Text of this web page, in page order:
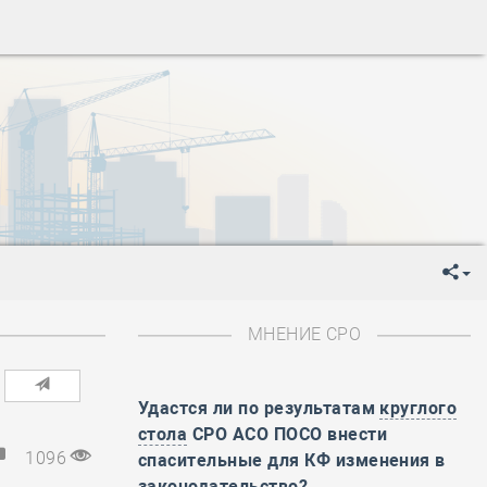
День Государственного флага Российской Федерации
-День знаний
День сотрудника органов внутренних дел РФ
День полного освобождения Ленинграда от фашистской
Весны и Труда
Победы!
День Государственного флага Российской Федерации
День сотрудника органов внутренних дел РФ
День полного освобождения Ленинграда от фашистской
Весны и Труда
1096
МНЕНИЕ СРО
Удастся ли по результатам круглого
стола СРО АСО ПОСО внести
спасительные для КФ изменения в